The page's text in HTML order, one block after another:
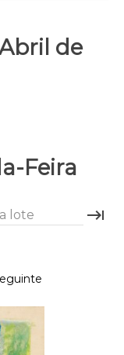
de
Feira
lote keyboard_tab